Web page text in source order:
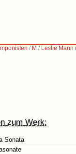
/ M / Leslie Mann
zum Werk:
Sonata